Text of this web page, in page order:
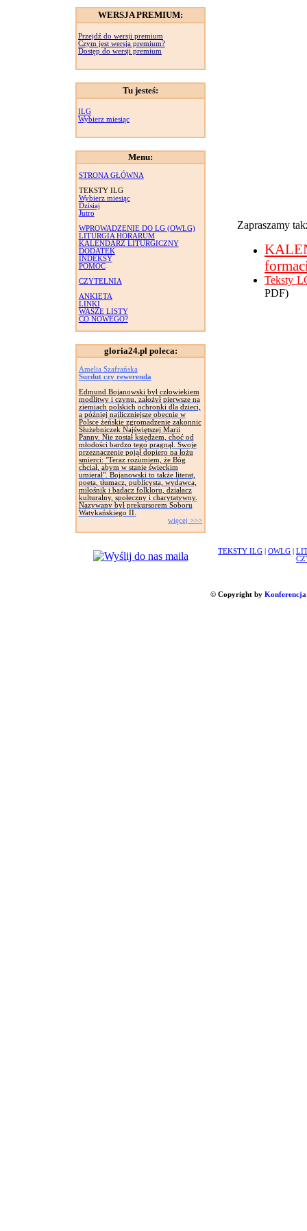
WERSJA PREMIUM:
Przejdź do wersji premium
Czym jest wersja premium?
Dostęp do wersji premium
Tu jesteś:
ILG
Wybierz miesiąc
Menu:
STRONA GŁÓWNA
TEKSTY ILG
Wybierz miesiąc
Dzisiaj
Jutro
WPROWADZENIE DO LG (OWLG)
LITURGIA HORARUM
KALENDARZ LITURGICZNY
DODATEK
INDEKSY
POMOC
CZYTELNIA
ANKIETA
LINKI
WASZE LISTY
CO NOWEGO?
gloria24.pl poleca:
Amelia Szafrańska
Surdut czy rewerenda
Edmund Bojanowski był człowiekiem
modlitwy i czynu, założył pierwsze na
ziemiach polskich ochronki dla dzieci,
a później najliczniejsze obecnie w
Polsce żeńskie zgromadzenie zakonnic
Służebniczek Najświętszej Marii
Panny. Nie został księdzem, choć od
młodości bardzo tego pragnął. Swoje
przeznaczenie pojął dopiero na łożu
smierci: "Teraz rozumiem, że Bóg
chciał, abym w stanie świeckim
umierał". Bojanowski to także literat,
poeta, tłumacz, publicysta, wydawca,
miłośnik i badacz folkloru, działacz
kulturalny, społeczny i charytatywny.
Nazywany był prekursorem Soboru
Watykańskiego II.
więcej >>>
Zapraszamy
Teksty
PDF)
TEKSTY ILG OWLG
© Copyright by Konferencja